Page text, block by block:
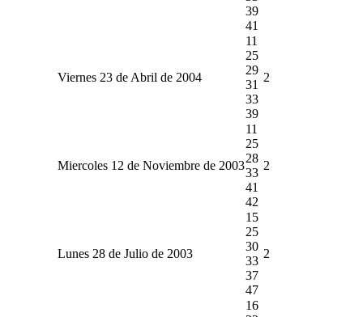
39
41
Viernes 23 de Abril de 2004
11
25
29
31
33
39
2
Miercoles 12 de Noviembre de 2003
11
25
28
33
41
42
2
Lunes 28 de Julio de 2003
15
25
30
33
37
47
2
16